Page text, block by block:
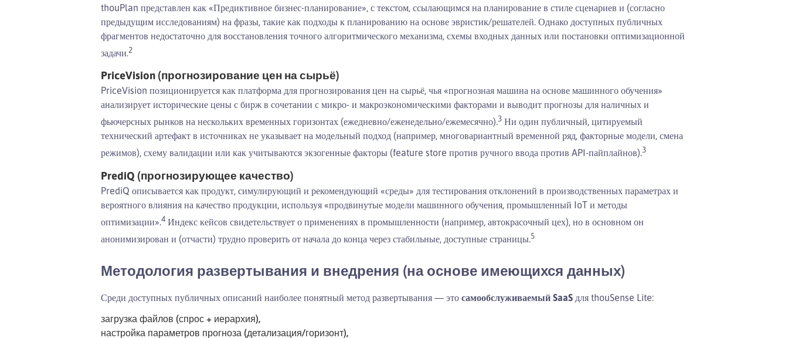
thouPlan представлен как «Предиктивное бизнес-планирование», с текстом, ссылающимся на планирование в стиле сценариев и (согласно
предыдущим исследованиям) на фразы, такие как подходы к планированию на основе эвристик/решателей. Однако доступных публичных
фрагментов недостаточно для восстановления точного алгоритмического механизма, схемы входных данных или постановки оптимизационной
задачи.2
PriceVision (прогнозирование цен на сырьё)
PriceVision позиционируется как платформа для прогнозирования цен на сырьё, чья «прогнозная машина на основе машинного обучения»
анализирует исторические цены с бирж в сочетании с микро- и макроэкономическими факторами и выводит прогнозы для наличных и
фьючерсных рынков на нескольких временных горизонтах (ежедневно/еженедельно/ежемесячно).3 Ни один публичный, цитируемый
технический артефакт в источниках не указывает на модельный подход (например, многовариантный временной ряд, факторные модели, смена
режимов), схему валидации или как учитываются экзогенные факторы (feature store против ручного ввода против API-пайплайнов).3
PrediQ (прогнозирующее качество)
PrediQ описывается как продукт, симулирующий и рекомендующий «среды» для тестирования отклонений в производственных параметрах и
вероятного влияния на качество продукции, используя «продвинутые модели машинного обучения, промышленный IoT и методы
оптимизации».4 Индекс кейсов свидетельствует о применениях в промышленности (например, автокрасочный цех), но в основном он
анонимизирован и (отчасти) трудно проверить от начала до конца через стабильные, доступные страницы.5
Методология развертывания и внедрения (на основе имеющихся данных)
Среди доступных публичных описаний наиболее понятный метод развертывания — это самообслуживаемый SaaS для thouSense Lite:
загрузка файлов (спрос + иерархия),
настройка параметров прогноза (детализация/горизонт),